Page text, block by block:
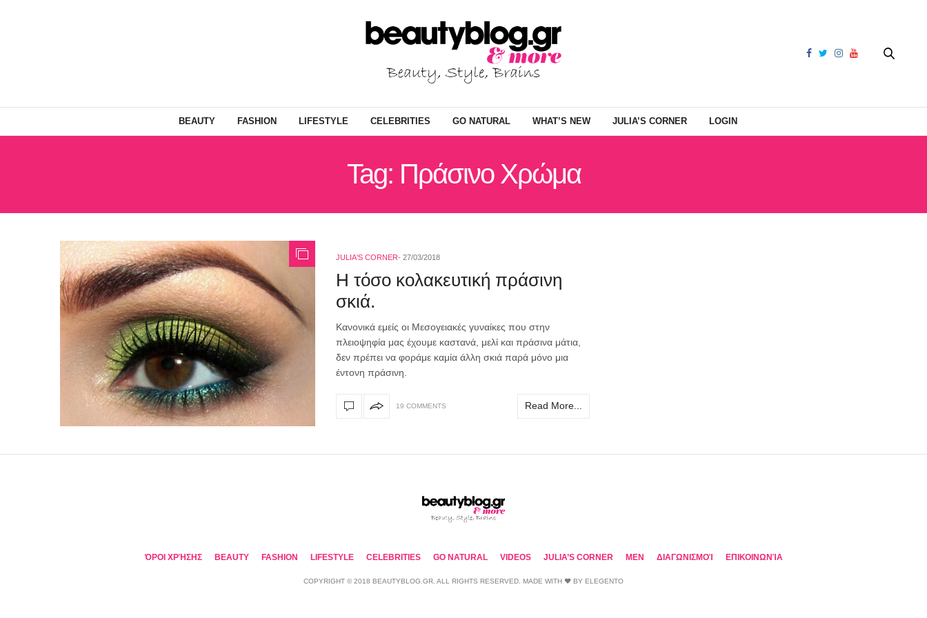
BEAUTY FASHION LIFESTYLE CELEBRITIES GO NATURAL WHAT’S NEW JULIA’S CORNER LOGIN
Tag: Πράσινο Χρώμα
JULIA'S CORNER 27/03/2018
Η τόσο κολακευτική πράσινη
σκιά.
Κανονικά εμείς οι Μεσογειακές γυναίκες που στην
πλειοψηφία μας έχουμε καστανά, μελί και πράσινα μάτια,
δεν πρέπει να φοράμε καμία άλλη σκιά παρά μόνο μια
έντονη πράσινη.
19 COMMENTS Read More...
ΌΡΟΙ ΧΡΉΣΗΣ BEAUTY FASHION LIFESTYLE CELEBRITIES GO NATURAL VIDEOS JULIA’S CORNER MEN ΔΙΑΓΩΝΙΣΜΟΊ ΕΠΙΚΟΙΝΩΝΊΑ
COPYRIGHT © 2018 BEAUTYBLOG.GR. ALL RIGHTS RESERVED. MADE WITH ❤ BY ELEGENTO